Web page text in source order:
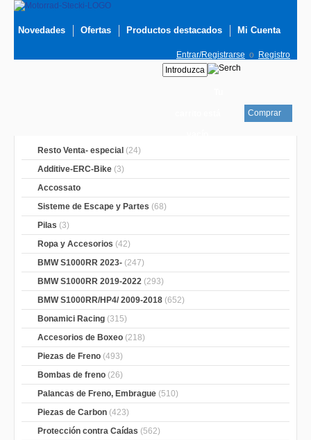
Novedades Ofertas Productos destacados Mi Cuenta
Entrar/Registrarse o Registro
Comprar
Resto Venta- especial (24)
Additive-ERC-Bike (3)
Accossato
Sisteme de Escape y Partes (68)
Pilas (3)
Ropa y Accesorios (42)
BMW S1000RR 2023- (247)
BMW S1000RR 2019-2022 (293)
BMW S1000RR/HP4/ 2009-2018 (652)
Bonamici Racing (315)
Accesorios de Boxeo (218)
Piezas de Freno (493)
Bombas de freno (26)
Palancas de Freno, Embrague (510)
Piezas de Carbon (423)
Protección contra Caídas (562)